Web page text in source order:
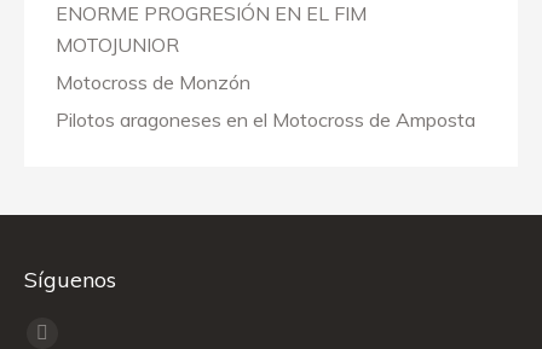
ENORME PROGRESIÓN EN EL FIM
MOTOJUNIOR
Motocross de Monzón
Pilotos aragoneses en el Motocross de Amposta
Síguenos
Encuéntranos en: